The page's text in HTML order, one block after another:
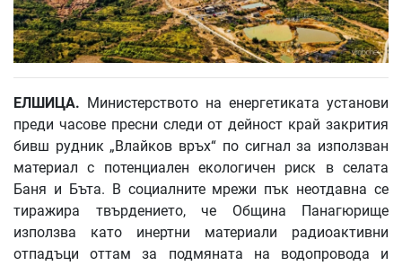
ЕЛШИЦА. Министерството на енергетиката установи
преди часове пресни следи от дейност край закрития
бивш рудник „Влайков връх“ по сигнал за използван
материал с потенциален екологичен риск в селата
Баня и Бъта. В социалните мрежи пък неотдавна се
тиражира твърдението, че Община Панагюрище
използва като инертни материали радиоактивни
отпадъци оттам за подмяната на водопровода и